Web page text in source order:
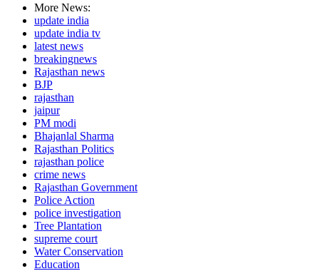
More News:
update india
update india tv
latest news
breakingnews
Rajasthan news
BJP
rajasthan
jaipur
PM modi
Bhajanlal Sharma
Rajasthan Politics
rajasthan police
crime news
Rajasthan Government
Police Action
police investigation
Tree Plantation
supreme court
Water Conservation
Education